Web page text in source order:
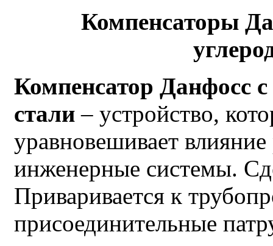
Компенсаторы
Компенсатор Данфосс
стали– устройство,
уравновешивает
инженерные системы.
Приваривается к
присоединительные